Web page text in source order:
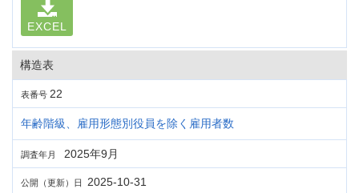
EXCEL
構造表
表番号 22
年齢階級、雇用形態別役員を除く雇用者数
調査年月 2025年9月
公開（更新）日 2025-10-31